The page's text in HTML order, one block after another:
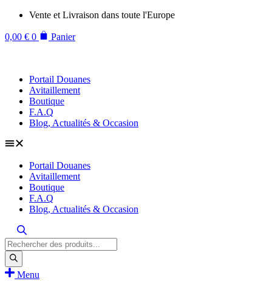
Aller
contenu
Vente et Livraison dans toute l'Europe
0,00 € 0 Panier
Portail Douanes
Avitaillement
Boutique
F.A.Q
Blog, Actualités & Occasion
Portail Douanes
Avitaillement
Boutique
F.A.Q
Blog, Actualités & Occasion
Recherche
de
produits
Menu